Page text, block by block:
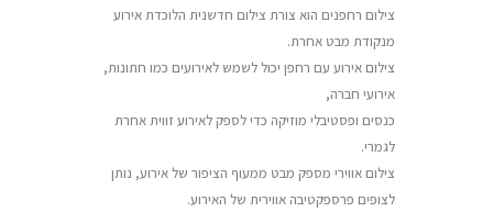
צילום רחפנים הוא צורת צילום חדשנית הלוכדת אירוע
מנקודת מבט אחרת.
צילום אירוע עם רחפן יכול לשמש לאירועים כמו חתונות,
אירועי חברה,
כנסים ופסטיבלי מוזיקה כדי לספק לאירוע זווית אחרת
לגמרי.
צילום אווירי מספק מבט ממעוף הציפור של אירוע, נותן
לצופים פרספקטיבה אווירית של האירוע.